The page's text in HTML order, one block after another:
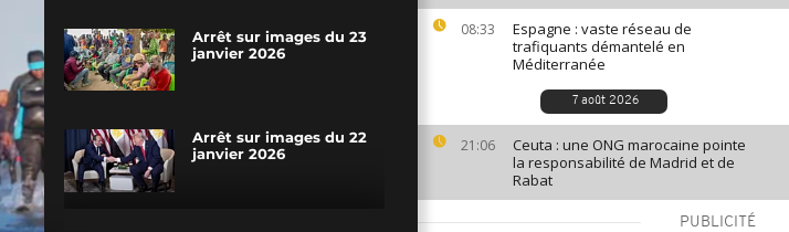
08:33
Espagne : vaste réseau de
trafiquants démantelé en
Méditerranée
7 août 2026
21:06
Ceuta : une ONG marocaine pointe
la responsabilité de Madrid et de
Rabat
PUBLICITÉ
Arrêt sur images du 23
janvier 2026
Arrêt sur images du 22
janvier 2026